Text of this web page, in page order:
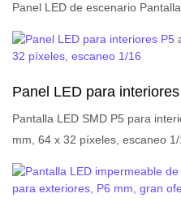
video de 192 x 192 mm y alto
pueden personalizar según sus
Panel LED de escenario
comparación con productos
ventajas sobresalientes
reputación en el mercado.
productos anteriores y los
especificaciones del módulo de
para interiores se pueden
Panel LED para
160 mm, 64 x 32 píxeles,
Pantalla LED SMD P5 para
mm, 64 x 32 píxeles, escaneo
matriz LED, pantalla LED HD en
similares en el mercado, tiene